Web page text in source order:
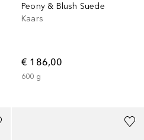
Peony & Blush Suede
Kaars
€ 186,00
600 g